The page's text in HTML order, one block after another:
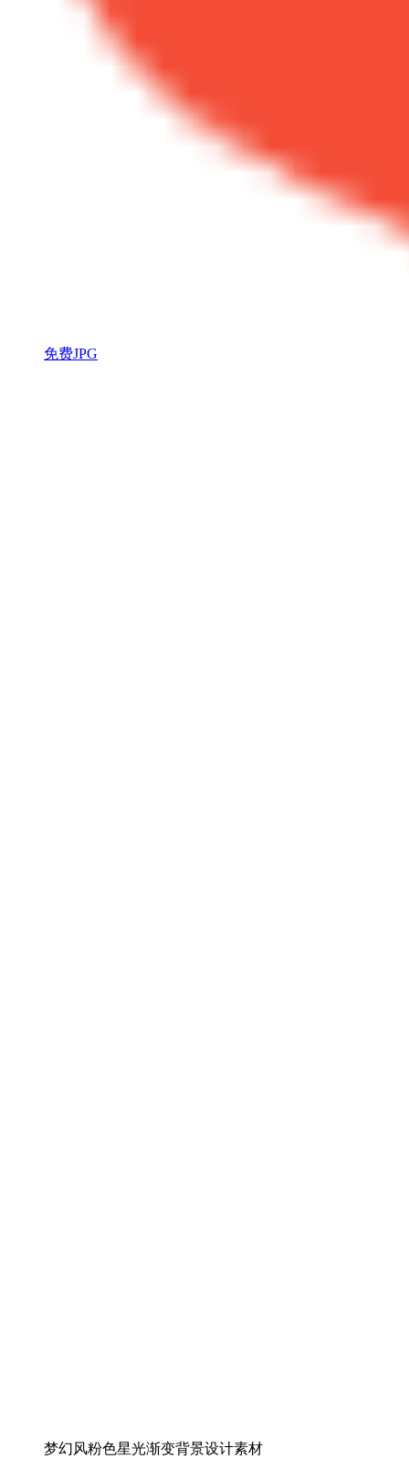
免费JPG
梦幻风粉色星光渐变背景设计素材